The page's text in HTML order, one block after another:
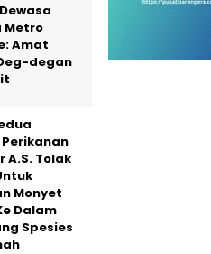
Metro
Amat
degan
A.S. Tolak
Monyet
Dalam
Spesies